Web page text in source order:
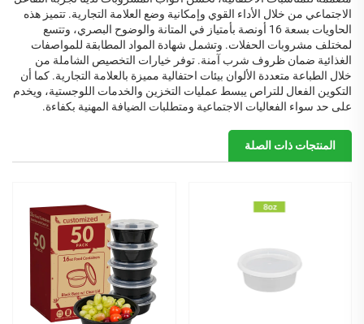
الاجتماعي من خلال الأداء القوي وإمكانية وضع العلامة التجارية. تتميز هذه
الحاويات بسعة 16 أونصة بأمتياز في المتانة والوضوح البصري، وتتسع
لمختلف مشروبات الحفلات. وتشمل شهادة المواد المطابقة للمواصفات
الغذائية ضمان ظروف شرب آمنة. توفر خيارات التخصيص الشاملة من
خلال الطباعة متعددة الألوان بيئات احتفالية مميزة بالعلامة التجارية. كما أن
التكوين الفعال للتراص يبسط عمليات التخزين والخدمات اللوجستية، ويخدم
على حد سواء الفعاليات الاجتماعية ومتطلبات الضيافة المهنية بكفاءة.
المنتجات ذات الصلة